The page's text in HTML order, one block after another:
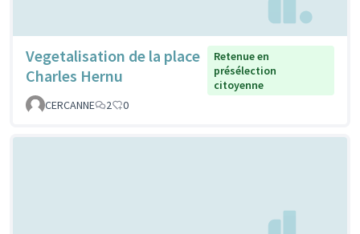
Vegetalisation de la place
Charles Hernu
Retenue en
présélection
citoyenne
CERCANNE
2 0